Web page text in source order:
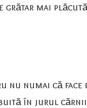
grătar mai
nu numai că face
în jurul